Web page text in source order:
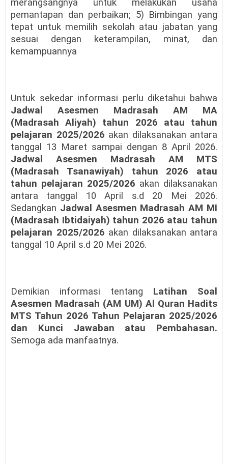
merangsangnya untuk melakukan usaha
pemantapan dan perbaikan; 5) Bimbingan yang
tepat untuk memilih sekolah atau jabatan yang
sesuai dengan keterampilan, minat, dan
kemampuannya
Untuk sekedar informasi perlu diketahui bahwa
Jadwal Asesmen Madrasah AM MA
(Madrasah Aliyah) tahun 2026 atau tahun
pelajaran 2025/2026 akan dilaksanakan antara
tanggal 13 Maret sampai dengan 8 April 2026.
Jadwal Asesmen Madrasah AM MTS
(Madrasah Tsanawiyah) tahun 2026 atau
tahun pelajaran 2025/2026 akan dilaksanakan
antara tanggal 10 April s.d 20 Mei 2026.
Sedangkan Jadwal Asesmen Madrasah AM MI
(Madrasah Ibtidaiyah) tahun 2026 atau tahun
pelajaran 2025/2026 akan dilaksanakan antara
tanggal 10 April s.d 20 Mei 2026.
Demikian informasi tentang Latihan Soal
Asesmen Madrasah (AM UM) Al Quran Hadits
MTS Tahun 2026 Tahun Pelajaran 2025/2026
dan Kunci Jawaban atau Pembahasan.
Semoga ada manfaatnya.